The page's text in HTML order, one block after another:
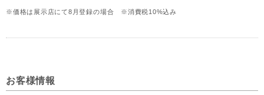
※価格は展示店にて8月登録の場合 ※消費税10%込み
お客様情報